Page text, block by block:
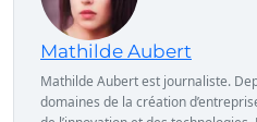
Mathilde Aubert
Mathilde Aubert est journaliste.
domaines de la création